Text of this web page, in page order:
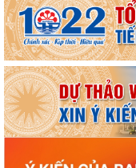
ỦY BAN NHÂN DÂN XÃ
DẪN NGƯỜI DÂN CHUYỂN
KẾ HOẠCH Triển khai
tại Nhật Bản Đợt II năm
Kỷ niệm 79 năm Ngày